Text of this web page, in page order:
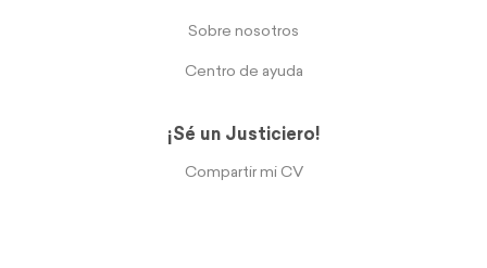
Sobre nosotros
Centro de ayuda
¡Sé un Justiciero!
Compartir mi CV